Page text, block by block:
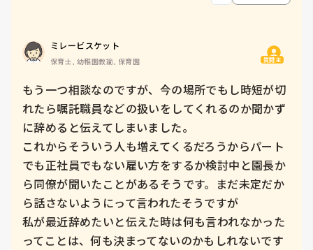
ミレービスケット
保育士, 幼稚園教諭, 保育園 質問主
もう一つ相談なのですが、今の場所でもし時短が切
れたら嘱託職員などの扱いをしてくれるのか聞かず
に辞めると伝えてしまいました。
これからそういう人も増えてくるだろうからパート
でも正社員でもない雇い方をするか検討中と園長か
ら同僚が聞いたことがあるそうです。まだ未定だか
ら話さないようにって言われたそうですが
私が最近辞めたいと伝えた時は何も言われなかった
ってことは、何も決まってないのかもしれないです